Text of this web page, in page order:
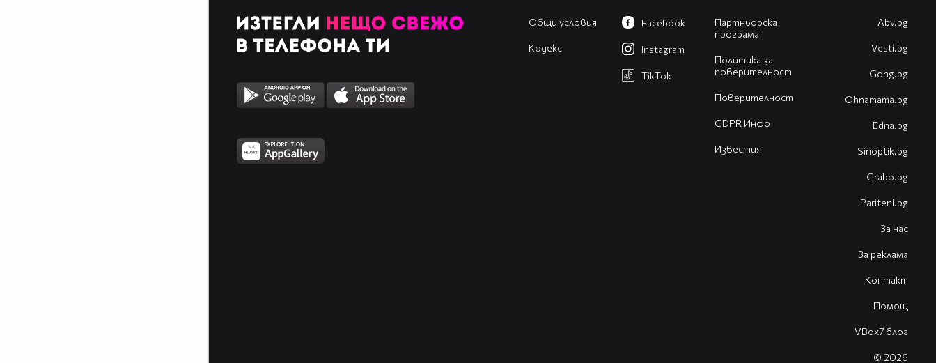
Общи условия
Кодекс
Партньорска
програма
Политика за
поверителност
Поверителност
GDPR Инфо
Известия
Facebook
Instagram
TikTok
Abv.bg
Vesti.bg
Gong.bg
Оhnamama.bg
Edna.bg
Sinoptik.bg
Grabo.bg
Pariteni.bg
За нас
За реклама
Контакт
Помощ
VBox7 блог
© 2026